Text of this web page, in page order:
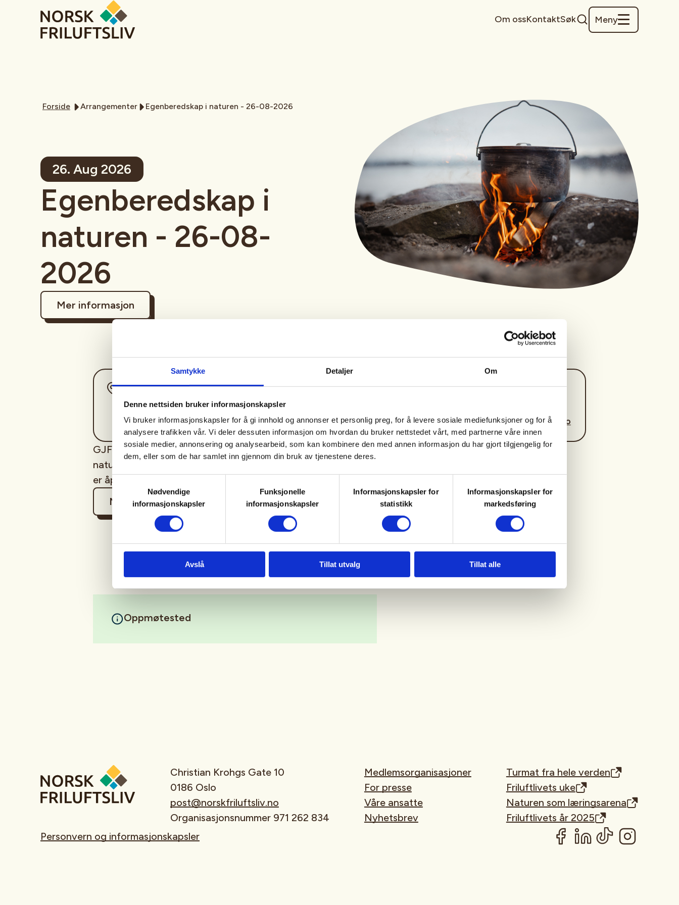
Samtykke Detaljer Om
Denne nettsiden bruker informasjonskapsler
Vi bruker informasjonskapsler for å gi innhold og annonser et personlig preg, for å levere sosiale mediefunksjoner og for å
analysere trafikken vår. Vi deler dessuten informasjon om hvordan du bruker nettstedet vårt, med partnerne våre innen
sosiale medier, annonsering og analysearbeid, som kan kombinere den med annen informasjon du har gjort tilgjengelig for
dem, eller som de har samlet inn gjennom din bruk av tjenestene deres.
Samtykkevalg
Nødvendige
informasjonskapsler
Funksjonelle
informasjonskapsler
Informasjonskapsler for
statistikk
Informasjonskapsler for
markedsføring
Avslå Tillat utvalg Tillat alle
Om ossKontaktSøk Meny
Forside Arrangementer Egenberedskap i naturen - 26-08-2026
26. Aug 2026
Egenberedskap i
naturen - 26-08-
2026
Mer informasjon
Sted Tid
26. Aug 2026
Kl. 18.00 - 20.00
Arrangør Kontaktperson
em@topconsulting.no
GJFF inviterer til aktivitetsdag med tema egen beredskap i
naturen. Oppmøte på Gardvannshytta. Bommen ved Valseter
er åpen en time før oppstart. Klær etter vær, vi er ute.
Mer informasjon
Oppmøtested
Christian Krohgs Gate 10
0186 Oslo
post@norskfriluftsliv.no
Organisasjonsnummer 971 262 834
Medlemsorganisasjoner
For presse
Våre ansatte
Nyhetsbrev
Turmat fra hele verden
Friluftlivets uke
Naturen som læringsarena
Friluftlivets år 2025
Personvern og informasjonskapsler